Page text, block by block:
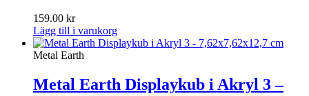
159.00 kr
Lägg till i varukorg
Metal Earth
Metal Earth Displaykub i Akryl 3 –